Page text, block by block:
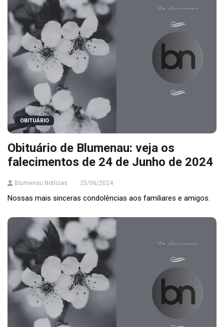
OBITUÁRIO
Obituário de Blumenau: veja os
falecimentos de 24 de Junho de 2024
Blumenau Notícias 25/06/2024
Nossas mais sinceras condolências aos familiares e amigos.